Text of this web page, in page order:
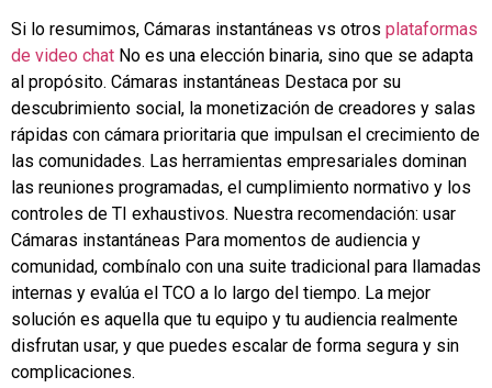
Si lo resumimos, Cámaras instantáneas vs otros plataformas
de video chat No es una elección binaria, sino que se adapta
al propósito. Cámaras instantáneas Destaca por su
descubrimiento social, la monetización de creadores y salas
rápidas con cámara prioritaria que impulsan el crecimiento de
las comunidades. Las herramientas empresariales dominan
las reuniones programadas, el cumplimiento normativo y los
controles de TI exhaustivos. Nuestra recomendación: usar
Cámaras instantáneas Para momentos de audiencia y
comunidad, combínalo con una suite tradicional para llamadas
internas y evalúa el TCO a lo largo del tiempo. La mejor
solución es aquella que tu equipo y tu audiencia realmente
disfrutan usar, y que puedes escalar de forma segura y sin
complicaciones.